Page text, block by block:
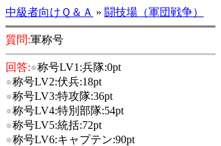
中級者向けＱ＆Ａ » 闘技場（軍団戦争）
質問:軍称号
回答:●称号LV1:兵隊:0pt
●称号LV2:伏兵:18pt
●称号LV3:特攻隊:36pt
●称号LV4:特別部隊:54pt
●称号LV5:統括:72pt
●称号LV6:キャプテン:90pt